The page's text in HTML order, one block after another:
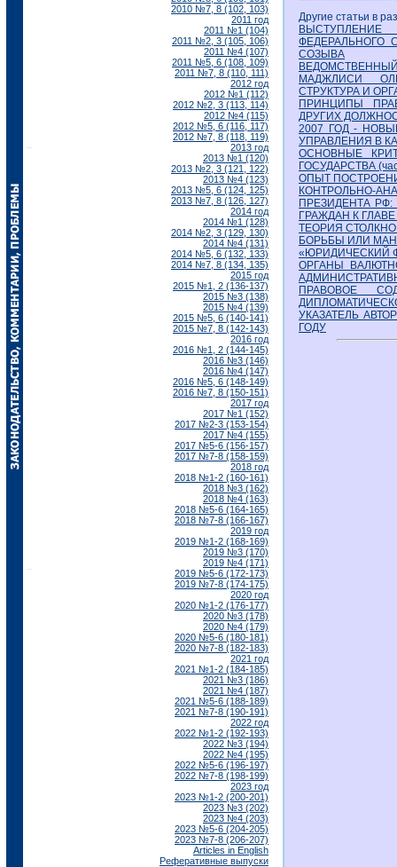
2010 №7, 8 (102, 103)
2011 год
2011 №1 (104)
2011 №2, 3 (105, 106)
2011 №4 (107)
2011 №5, 6 (108, 109)
2011 №7, 8 (110, 111)
2012 год
2012 №1 (112)
2012 №2, 3 (113, 114)
2012 №4 (115)
2012 №5, 6 (116, 117)
2012 №7, 8 (118, 119)
2013 год
2013 №1 (120)
2013 №2, 3 (121, 122)
2013 №4 (123)
2013 №5, 6 (124, 125)
2013 №7, 8 (126, 127)
2014 год
2014 №1 (128)
2014 №2, 3 (129, 130)
2014 №4 (131)
2014 №5, 6 (132, 133)
2014 №7, 8 (134, 135)
2015 год
2015 №1, 2 (136-137)
2015 №3 (138)
2015 №4 (139)
2015 №5, 6 (140-141)
2015 №7, 8 (142-143)
2016 год
2016 №1, 2 (144-145)
2016 №3 (146)
2016 №4 (147)
2016 №5, 6 (148-149)
2016 №7, 8 (150-151)
2017 год
2017 №1 (152)
2017 №2-3 (153-154)
2017 №4 (155)
2017 №5-6 (156-157)
2017 №7-8 (158-159)
2018 год
2018 №1-2 (160-161)
2018 №3 (162)
2018 №4 (163)
2018 №5-6 (164-165)
2018 №7-8 (166-167)
2019 год
2019 №1-2 (168-169)
2019 №3 (170)
2019 №4 (171)
2019 №5-6 (172-173)
2019 №7-8 (174-175)
2020 год
2020 №1-2 (176-177)
2020 №3 (178)
2020 №4 (179)
2020 №5-6 (180-181)
2020 №7-8 (182-183)
2021 год
2021 №1-2 (184-185)
2021 №3 (186)
2021 №4 (187)
2021 №5-6 (188-189)
2021 №7-8 (190-191)
2022 год
2022 №1-2 (192-193)
2022 №3 (194)
2022 №4 (195)
2022 №5-6 (196-197)
2022 №7-8 (198-199)
2023 год
2023 №1-2 (200-201)
2023 №3 (202)
2023 №4 (203)
2023 №5-6 (204-205)
2023 №7-8 (206-207)
Articles in English
Реферативные выпуски
Другие статьи в
ФЕДЕРАЛЬНОГО
СОЗЫВА
МАДЖЛИСИ
СТРУКТУРА И
ПРИНЦИПЫ
ДРУГИХ
2007 ГОД -
УПРАВЛЕНИЯ В
ОСНОВНЫЕ
ГОСУДАРСТВА
ОПЫТ
КОНТРОЛЬНО-
ПРЕЗИДЕНТА
ГРАЖДАН К
ТЕОРИЯ
БОРЬБЫ ИЛИ
«ЮРИДИЧЕСКИЙ
ОРГАНЫ
ПРАВОВОЕ
УКАЗАТЕЛЬ
ГОДУ